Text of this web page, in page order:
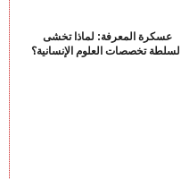
عسكرة المعرفة: لماذا تخشى
السلطة تخصصات العلوم الإنسانية؟